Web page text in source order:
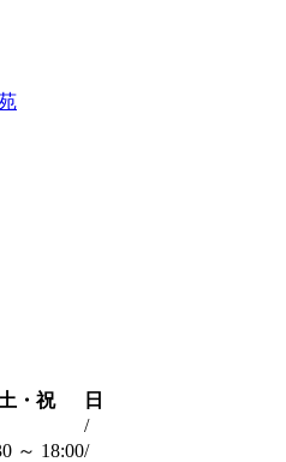
土・祝
日
/
～ 18:00/